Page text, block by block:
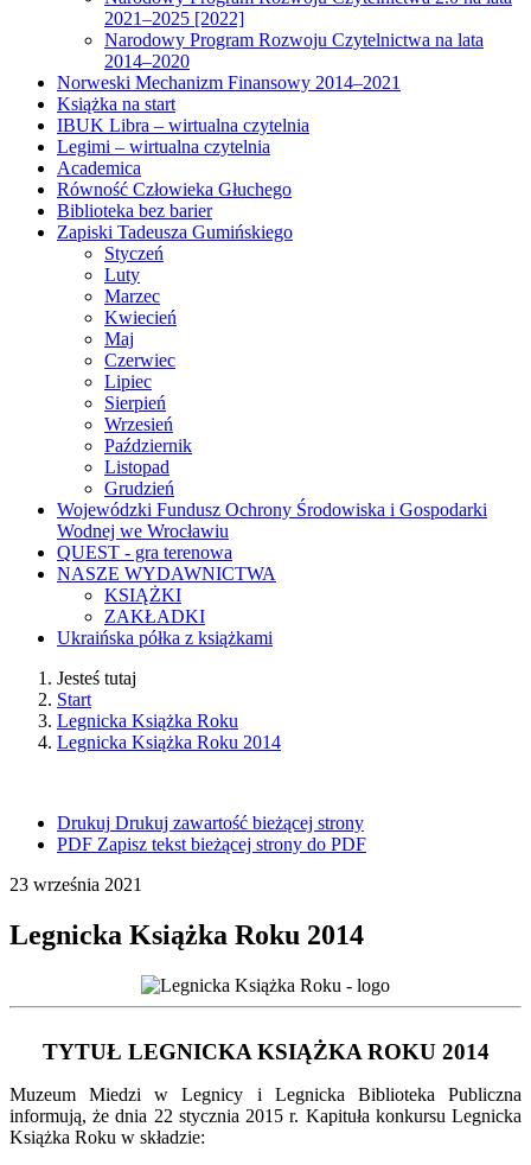
2021–2025 [2022]
Narodowy Program Rozwoju Czytelnictwa na lata
2014–2020
Norweski Mechanizm Finansowy 2014–2021
Książka na start
IBUK Libra – wirtualna czytelnia
Legimi – wirtualna czytelnia
Academica
Równość Człowieka Głuchego
Biblioteka bez barier
Zapiski Tadeusza Gumińskiego
Styczeń
Luty
Marzec
Kwiecień
Maj
Czerwiec
Lipiec
Sierpień
Wrzesień
Październik
Listopad
Grudzień
Wojewódzki Fundusz Ochrony Środowiska i Gospodarki
Wodnej we Wrocławiu
QUEST - gra terenowa
NASZE WYDAWNICTWA
KSIĄŻKI
ZAKŁADKI
Ukraińska półka z książkami
Jesteś tutaj
Start
Legnicka Książka Roku
Legnicka Książka Roku 2014
Drukuj Drukuj zawartość bieżącej strony
PDF Zapisz tekst bieżącej strony do PDF
23 września 2021
Legnicka Książka Roku 2014
TYTUŁ LEGNICKA KSIĄŻKA ROKU 2014
Muzeum Miedzi w Legnicy i Legnicka Biblioteka Publiczna
informują, że dnia 22 stycznia 2015 r. Kapituła konkursu Legnicka
Książka Roku w składzie: